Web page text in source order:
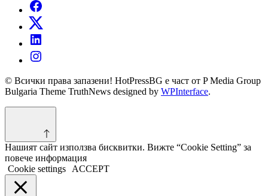
© Всички права запазени! HotPressBG е част от P Media Group
Bulgaria Theme TruthNews designed by WPInterface.
Нашият сайт използва бисквитки. Вижте “Cookie Setting” за
повече информация
Cookie settings
ACCEPT